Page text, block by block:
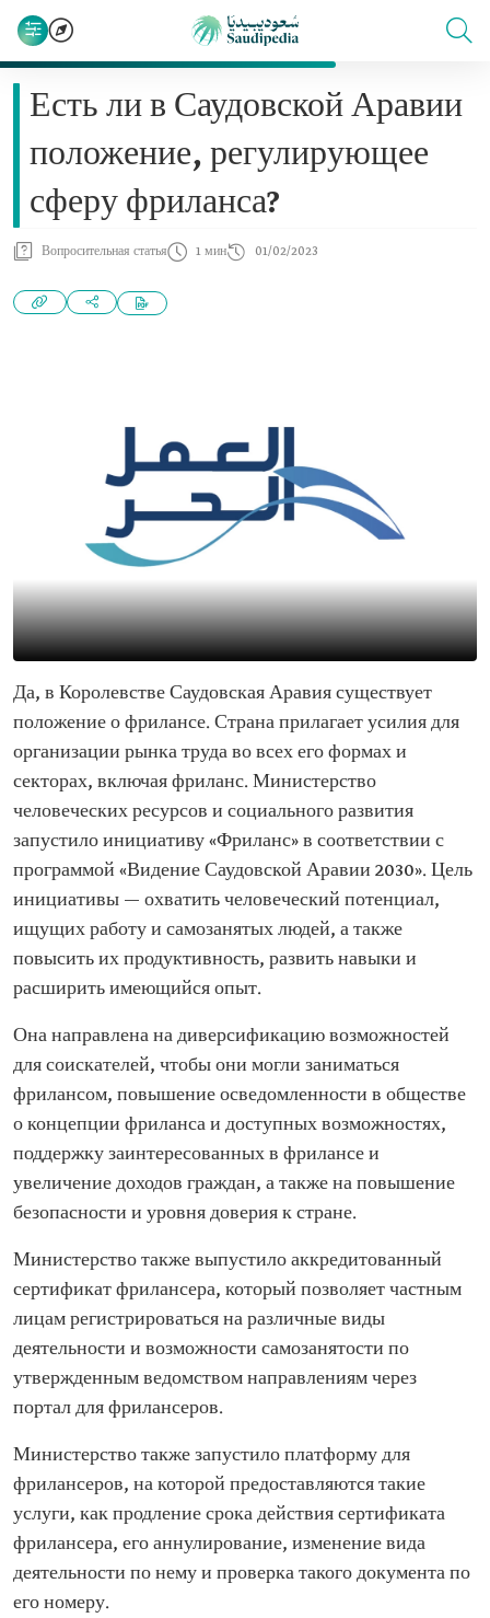
Есть ли в Саудовской Аравии
положение, регулирующее
сферу фриланса?
Вопросительная статья 1 мин 01/02/2023
Да, в Королевстве Саудовская Аравия существует
положение о фрилансе. Страна прилагает усилия для
организации рынка труда во всех его формах и
секторах, включая фриланс. Министерство
человеческих ресурсов и социального развития
запустило инициативу «Фриланс» в соответствии с
программой «Видение Саудовской Аравии 2030». Цель
инициативы — охватить человеческий потенциал,
ищущих работу и самозанятых людей, а также
повысить их продуктивность, развить навыки и
расширить имеющийся опыт.
Она направлена на диверсификацию возможностей
для соискателей, чтобы они могли заниматься
фрилансом, повышение осведомленности в обществе
о концепции фриланса и доступных возможностях,
поддержку заинтересованных в фрилансе и
увеличение доходов граждан, а также на повышение
безопасности и уровня доверия к стране.
Министерство также выпустило аккредитованный
сертификат фрилансера, который позволяет частным
лицам регистрироваться на различные виды
деятельности и возможности самозанятости по
утвержденным ведомством направлениям через
портал для фрилансеров.
Министерство также запустило платформу для
фрилансеров, на которой предоставляются такие
услуги, как продление срока действия сертификата
фрилансера, его аннулирование, изменение вида
деятельности по нему и проверка такого документа по
его номеру.